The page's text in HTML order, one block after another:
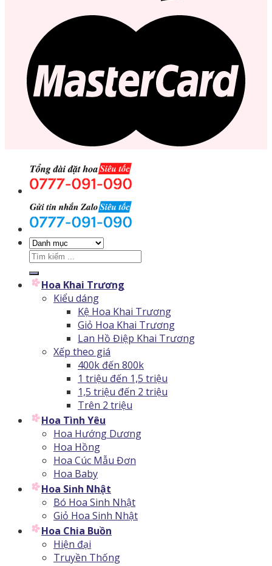
Tìm
kiếm:
Hoa Khai Trương
Kiểu dáng
Kệ Hoa Khai Trương
Giỏ Hoa Khai Trương
Lan Hồ Điệp Khai Trương
Xếp theo giá
400k đến 800k
1 triệu đến 1,5 triệu
1,5 triệu đến 2 triệu
Trên 2 triệu
Hoa Tình Yêu
Hoa Hướng Dương
Hoa Hồng
Hoa Cúc Mẫu Đơn
Hoa Baby
Hoa Sinh Nhật
Bó Hoa Sinh Nhật
Giỏ Hoa Sinh Nhật
Hoa Chia Buồn
Hiện đại
Truyền Thống